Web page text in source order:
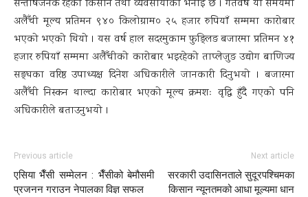
सन्तोषजनक रहेको किसान तथा व्यवसायीको भनाइ छ । गतवर्ष यो समयमा
अलैँची मूल्य प्रतिमन ९४० किलोग्राम० २५ हजार रुपियाँ सम्ममा कारोबार
भएको भएको थियो । यस वर्ष हाल सदरमुकाम फुङ्लिङ बजारमा प्रतिमन ४१
हजार रुपियाँ सम्ममा अलैँचीको कारोबार भइरहेको ताप्लेजुङ उद्योग बाणिज्य
सङ्घका वरिष्ठ उपाध्यक्ष दिनेश अधिकारीले जानकारी दिनुभयो । बजारमा
अलैँची निस्कन थाल्दा कारोबार भएको मूल्य क्रमशः वृद्धि हुँदै गएको पनि
अधिकारीले बताउनुभयो ।
Previous article
एसिया भैँसी सम्मेलन : भैँसीको बेमौसमी
प्रजनन गराउन नेपालका विज्ञ सफल
Next article
सरकारी उदासिनताले सुदूरपश्चिमका
किसान न्यूनतमको आधा मूल्यमा धान